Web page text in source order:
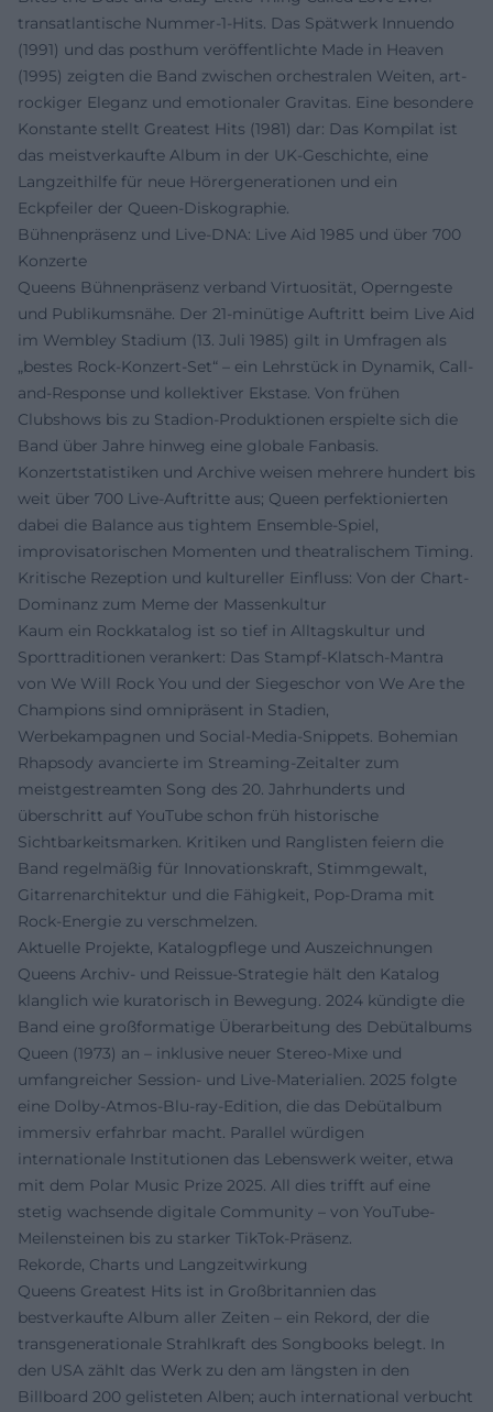
transatlantische Nummer-1-Hits. Das Spätwerk Innuendo
(1991) und das posthum veröffentlichte Made in Heaven
(1995) zeigten die Band zwischen orchestralen Weiten, art-
rockiger Eleganz und emotionaler Gravitas. Eine besondere
Konstante stellt Greatest Hits (1981) dar: Das Kompilat ist
das meistverkaufte Album in der UK-Geschichte, eine
Langzeithilfe für neue Hörergenerationen und ein
Eckpfeiler der Queen-Diskographie.
Bühnenpräsenz und Live-DNA: Live Aid 1985 und über 700
Konzerte
Queens Bühnenpräsenz verband Virtuosität, Operngeste
und Publikumsnähe. Der 21-minütige Auftritt beim Live Aid
im Wembley Stadium (13. Juli 1985) gilt in Umfragen als
„bestes Rock-Konzert-Set“ – ein Lehrstück in Dynamik, Call-
and-Response und kollektiver Ekstase. Von frühen
Clubshows bis zu Stadion-Produktionen erspielte sich die
Band über Jahre hinweg eine globale Fanbasis.
Konzertstatistiken und Archive weisen mehrere hundert bis
weit über 700 Live-Auftritte aus; Queen perfektionierten
dabei die Balance aus tightem Ensemble-Spiel,
improvisatorischen Momenten und theatralischem Timing.
Kritische Rezeption und kultureller Einfluss: Von der Chart-
Dominanz zum Meme der Massenkultur
Kaum ein Rockkatalog ist so tief in Alltagskultur und
Sporttraditionen verankert: Das Stampf-Klatsch-Mantra
von We Will Rock You und der Siegeschor von We Are the
Champions sind omnipräsent in Stadien,
Werbekampagnen und Social-Media-Snippets. Bohemian
Rhapsody avancierte im Streaming-Zeitalter zum
meistgestreamten Song des 20. Jahrhunderts und
überschritt auf YouTube schon früh historische
Sichtbarkeitsmarken. Kritiken und Ranglisten feiern die
Band regelmäßig für Innovationskraft, Stimmgewalt,
Gitarrenarchitektur und die Fähigkeit, Pop-Drama mit
Rock-Energie zu verschmelzen.
Aktuelle Projekte, Katalogpflege und Auszeichnungen
Queens Archiv- und Reissue-Strategie hält den Katalog
klanglich wie kuratorisch in Bewegung. 2024 kündigte die
Band eine großformatige Überarbeitung des Debütalbums
Queen (1973) an – inklusive neuer Stereo-Mixe und
umfangreicher Session- und Live-Materialien. 2025 folgte
eine Dolby-Atmos-Blu-ray-Edition, die das Debütalbum
immersiv erfahrbar macht. Parallel würdigen
internationale Institutionen das Lebenswerk weiter, etwa
mit dem Polar Music Prize 2025. All dies trifft auf eine
stetig wachsende digitale Community – von YouTube-
Meilensteinen bis zu starker TikTok-Präsenz.
Rekorde, Charts und Langzeitwirkung
Queens Greatest Hits ist in Großbritannien das
bestverkaufte Album aller Zeiten – ein Rekord, der die
transgenerationale Strahlkraft des Songbooks belegt. In
den USA zählt das Werk zu den am längsten in den
Billboard 200 gelisteten Alben; auch international verbucht